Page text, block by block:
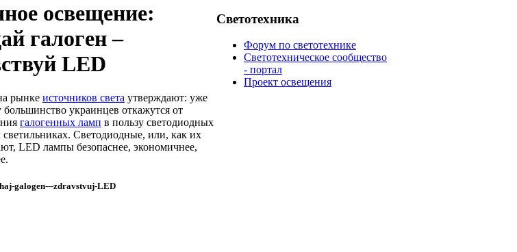
освещение:
галоген –
LED
рынке источников света утверждают: уже
большинство украинцев откажутся от
галогенных ламп в пользу светодиодных
светильниках. Светодиодные, или, как их
LED лампы безопаснее, экономичнее,
galogen---zdravstvuj-LED
Светотехника
Форум по светотехнике
Светотехническое сообщество
- портал
Проект освещения